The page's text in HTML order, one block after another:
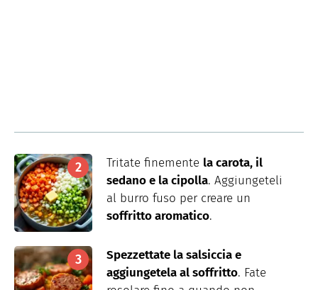
Tritate finemente la carota, il
sedano e la cipolla. Aggiungeteli
al burro fuso per creare un
soffritto aromatico.
Spezzettate la salsiccia e
aggiungetela al soffritto. Fate